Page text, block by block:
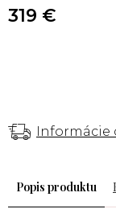
Informácie
319 €
Popis